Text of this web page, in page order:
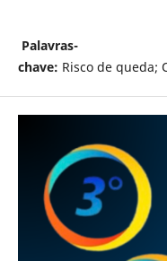
Palavras-
chave: Risco de queda;